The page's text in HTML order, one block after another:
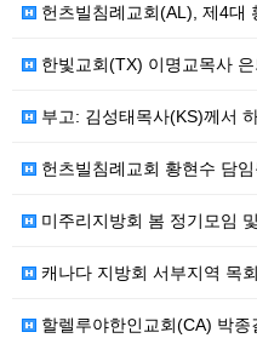
헌츠빌침례교회(AL), 제4대 황현
한빛교회(TX) 이명교목사 은퇴예
부고: 김성태목사(KS)께서 하
헌츠빌침례교회 황현수 담
미주리지방회 봄 정기모임
캐나다 지방회 서부지역 목
할렐루야한인교회(CA) 박